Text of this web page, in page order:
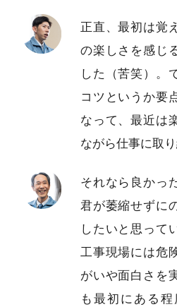
正直、最初は覚
の楽しさを感じ
した（苦笑）。
コツというか要
なって、最近は
ながら仕事に取り
それなら良かっ
君が萎縮せずに
したいと思って
工事現場には危
がいや面白さを
も最初にある